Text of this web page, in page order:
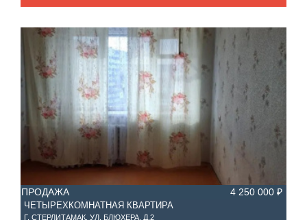
ПРОДАЖА 4 250 000 ₽
ЧЕТЫРЕХКОМНАТНАЯ КВАРТИРА
Г. СТЕРЛИТАМАК, УЛ. БЛЮХЕРА, Д.2